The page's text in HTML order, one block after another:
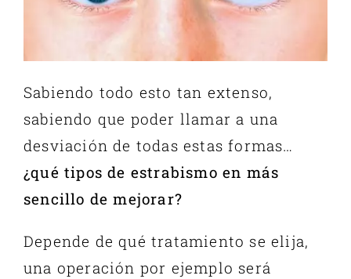
Sabiendo todo esto tan extenso,
sabiendo que poder llamar a una
desviación de todas estas formas…
¿qué tipos de estrabismo en más
sencillo de mejorar?
Depende de qué tratamiento se elija,
una operación por ejemplo será